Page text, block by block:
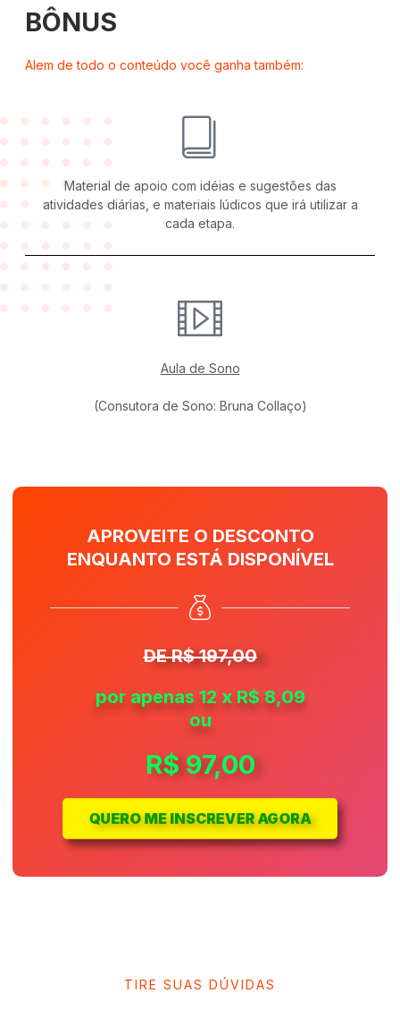
BÔNUS
Alem de todo o conteúdo você ganha também:
Material de apoio com idéias e sugestões das
atividades diárias, e materiais lúdicos que irá utilizar a
cada etapa.
Aula de Sono
(Consutora de Sono: Bruna Collaço)
APROVEITE O DESCONTO
ENQUANTO ESTÁ DISPONÍVEL
DE R$ 197,00
por apenas 12 x R$ 8,09
ou
R$ 97,00
QUERO ME INSCREVER AGORA
TIRE SUAS DÚVIDAS